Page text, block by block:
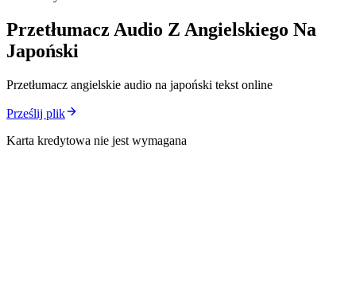
Przetłumacz Audio Z Angielskiego Na
Japoński
Przetłumacz angielskie audio na japoński tekst online
Prześlij plik
Karta kredytowa nie jest wymagana